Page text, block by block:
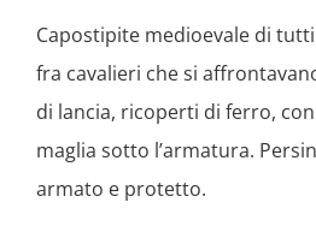
Capostipite medioevale di
fra cavalieri che si
di lancia, ricoperti di ferro,
maglia sotto l’armatura.
armato e protetto.